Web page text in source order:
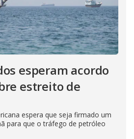
esperam acordo
estreito de
espera que seja firmado um
para que o tráfego de petróleo